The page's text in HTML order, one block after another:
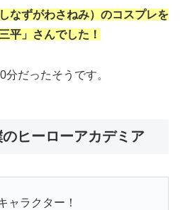
なずがわさねみ）のコスプレを
平」さんでした！
だったそうです。
ヒーローアカデミア
ャラクター！